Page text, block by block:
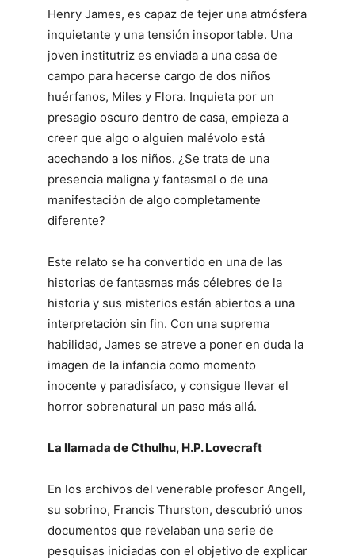
Henry James, es capaz de tejer una atmósfera
inquietante y una tensión insoportable. Una
joven institutriz es enviada a una casa de
campo para hacerse cargo de dos niños
huérfanos, Miles y Flora. Inquieta por un
presagio oscuro dentro de casa, empieza a
creer que algo o alguien malévolo está
acechando a los niños. ¿Se trata de una
presencia maligna y fantasmal o de una
manifestación de algo completamente
diferente?
Este relato se ha convertido en una de las
historias de fantasmas más célebres de la
historia y sus misterios están abiertos a una
interpretación sin fin. Con una suprema
habilidad, James se atreve a poner en duda la
imagen de la infancia como momento
inocente y paradisíaco, y consigue llevar el
horror sobrenatural un paso más allá.
La llamada de Cthulhu, H.P. Lovecraft
En los archivos del venerable profesor Angell,
su sobrino, Francis Thurston, descubrió unos
documentos que revelaban una serie de
pesquisas iniciadas con el objetivo de explicar